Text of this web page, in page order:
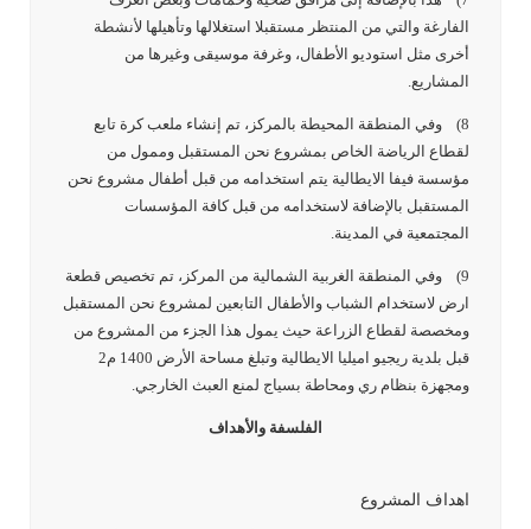
الفارغة والتي من المنتظر مستقبلا استغلالها وتأهيلها لأنشطة
أخرى مثل استوديو الأطفال، وغرفة موسيقى وغيرها من
المشاريع.
8) وفي المنطقة المحيطة بالمركز، تم إنشاء ملعب كرة تابع
لقطاع الرياضة الخاص بمشروع نحن المستقبل وممول من
مؤسسة فيفا الايطالية يتم استخدامه من قبل أطفال مشروع نحن
المستقبل بالإضافة لاستخدامه من قبل كافة المؤسسات
المجتمعية في المدينة.
9) وفي المنطقة الغربية الشمالية من المركز، تم تخصيص قطعة
ارض لاستخدام الشباب والأطفال التابعين لمشروع نحن المستقبل
ومخصصة لقطاع الزراعة حيث يمول هذا الجزء من المشروع من
قبل بلدية ريجيو اميليا الايطالية وتبلغ مساحة الأرض 1400 م2
ومجهزة بنظام ري ومحاطة بسياج لمنع العبث الخارجي.
الفلسفة والأهداف
اهداف المشروع